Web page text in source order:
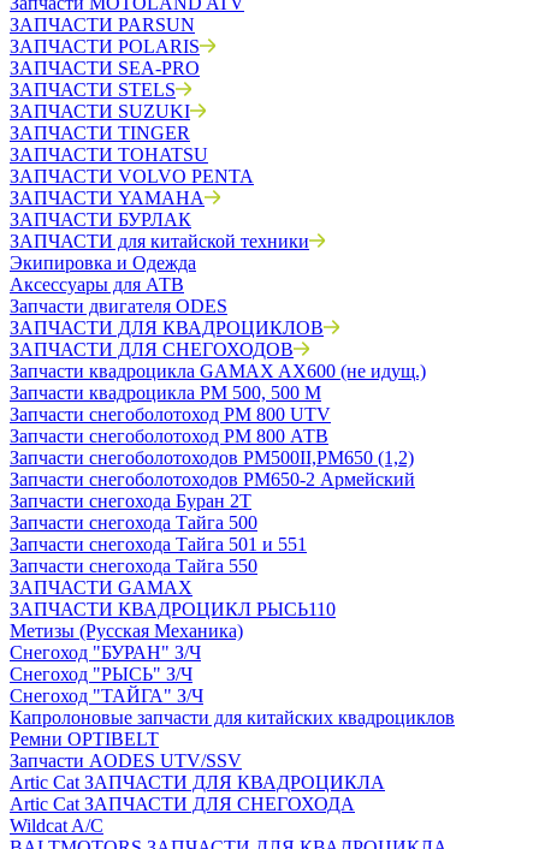
ЗАПЧАСТИ PARSUN
ЗАПЧАСТИ POLARIS
ЗАПЧАСТИ SEA-PRO
ЗАПЧАСТИ STELS
ЗАПЧАСТИ SUZUKI
ЗАПЧАСТИ TINGER
ЗАПЧАСТИ TOHATSU
ЗАПЧАСТИ VOLVO PENTA
ЗАПЧАСТИ YAMAHA
ЗАПЧАСТИ БУРЛАК
ЗАПЧАСТИ для китайской техники
Экипировка и Одежда
Аксессуары для АТВ
Запчасти двигателя ODES
ЗАПЧАСТИ ДЛЯ КВАДРОЦИКЛОВ
ЗАПЧАСТИ ДЛЯ СНЕГОХОДОВ
Запчасти квадроцикла GAMAX AX600 (не идущ.)
Запчасти квадроцикла РМ 500, 500 М
Запчасти снегоболотоход РМ 800 UTV
Запчасти снегоболотоход РМ 800 АТВ
Запчасти снегоболотоходов РМ500II,РМ650 (1,2)
Запчасти снегоболотоходов РМ650-2 Армейский
Запчасти снегохода Буран 2Т
Запчасти снегохода Тайга 500
Запчасти снегохода Тайга 501 и 551
Запчасти снегохода Тайга 550
ЗАПЧАСТИ GAMAX
ЗАПЧАСТИ КВАДРОЦИКЛ РЫСЬ110
Метизы (Русская Механика)
Снегоход "БУРАН" З/Ч
Снегоход "РЫСЬ" З/Ч
Снегоход "ТАЙГА" З/Ч
Капролоновые запчасти для китайских квадроциклов
Ремни OPTIBELT
Запчасти AODES UTV/SSV
Artic Cat ЗАПЧАСТИ ДЛЯ КВАДРОЦИКЛА
Artic Cat ЗАПЧАСТИ ДЛЯ СНЕГОХОДА
Wildcat A/C